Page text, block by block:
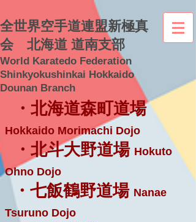
全世界空手道連盟新極真
会 北海道 道南支部
World Karatedo Federation
Shinkyokushinkai Hokkaido
Dounan Branch
・北海道森町道場
Hokkaido Morimachi Dojo
・北斗大野道場 Hokuto
Ohno Dojo
・七飯鶴野道場 Nanae
Tsuruno Dojo